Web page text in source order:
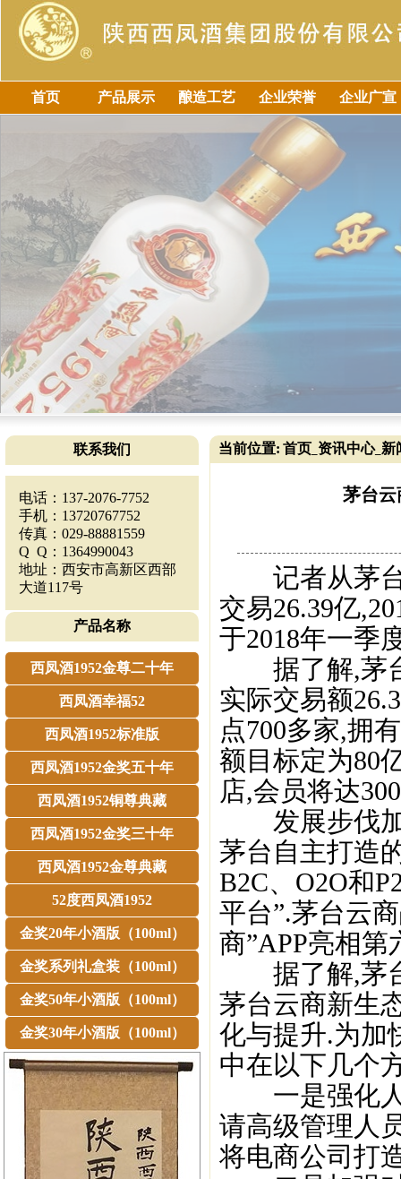
首页 产品展示 酿造工艺 企业荣誉 企业广宣
联系我们
电话：137-2076-7752
手机：13720767752
传真：029-88881559
Q Q：1364990043
地址：西安市高新区西部
大道117号
产品名称
西凤酒1952金尊二十年
西凤酒幸福52
西凤酒1952标准版
西凤酒1952金奖五十年
西凤酒1952铜尊典藏
西凤酒1952金奖三十年
西凤酒1952金尊典藏
52度西凤酒1952
金奖20年小酒版（100ml）
金奖系列礼盒装（100ml）
金奖50年小酒版（100ml）
金奖30年小酒版（100ml）
当前位置: 首页 资讯中心_ 新
茅台云
记者从茅台
交易26.39亿
于2018年一季
据了解,茅台
实际交易额
点700多家,拥
额目标定为80
店,会员将达
发展步伐加
茅台自主打造
B2C、O2O和
平台”.茅台云
商”APP亮相
据了解,茅台
茅台云商新生
化与提升.为加
中在以下几个
一是强化人
请高级管理人
将电商公司打